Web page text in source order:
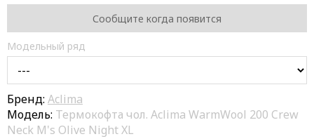
Сообщите когда появится
Модельный ряд
Бренд: Aclima
Модель: Термокофта чол. Aclima WarmWool 200 Crew
Neck M's Olive Night XL